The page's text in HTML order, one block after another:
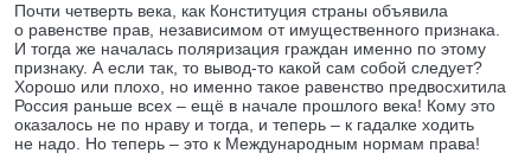
Почти четверть века, как Конституция страны объявила
о равенстве прав, независимом от имущественного признака.
И тогда же началась поляризация граждан именно по этому
признаку. А если так, то вывод-то какой сам собой следует?
Хорошо или плохо, но именно такое равенство предвосхитила
Россия раньше всех – ещё в начале прошлого века! Кому это
оказалось не по нраву и тогда, и теперь – к гадалке ходить
не надо. Но теперь – это к Международным нормам права!